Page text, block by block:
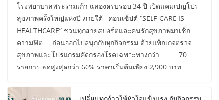
โรงพยาบาลพระรามเก้า ฉลองครบรอบ 34 ปี เปิดแคมเปญโปร
สุขภาพครั้งใหญ่แห่งปี ภายใต้ คอนเซ็ปต์ “SELF-CARE IS
HEALTHCARE” ชวนทุกสายสปอร์ตและคนรักสุขภาพมาเช็ก
ความฟิต ก่อนออกไปสนุกกับทุกกิจกรรม ด้วยแพ็กเกจตรวจ
สุขภาพและโปรแกรมคัดกรองโรคเฉพาะทางกว่า 70
รายการ ลดสูงสุดกว่า 60% ราคาเริ่มต้นเพียง 2,900 บาท